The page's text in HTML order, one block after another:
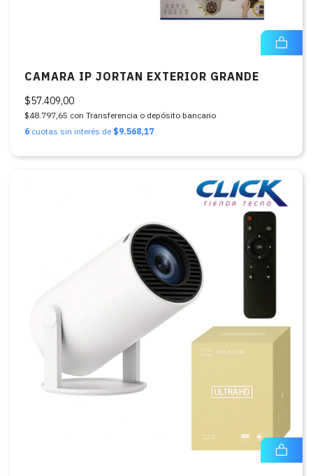
CAMARA IP JORTAN EXTERIOR GRANDE
$57.409,00
$48.797,65 con Transferencia o depósito bancario
6 cuotas sin interés de $9.568,17